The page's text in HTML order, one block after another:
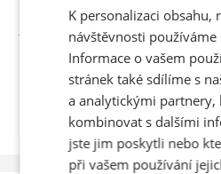
95 Kč
K personalizaci obsahu,
návštěvnosti
Informace o vašem
stránek také sdílíme s
a analytickými
kombinovat s dalšími
jste jim poskytli nebo
při vašem používání